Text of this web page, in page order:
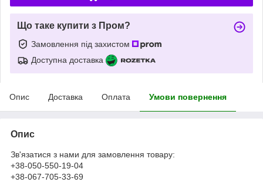
Що таке купити з Пром?
Замовлення під захистом
Доступна доставка
Опис Доставка Оплата Умови повернення
Опис
Зв'язатися з нами для замовлення товару:
+38-050-550-19-04
+38-067-705-33-69